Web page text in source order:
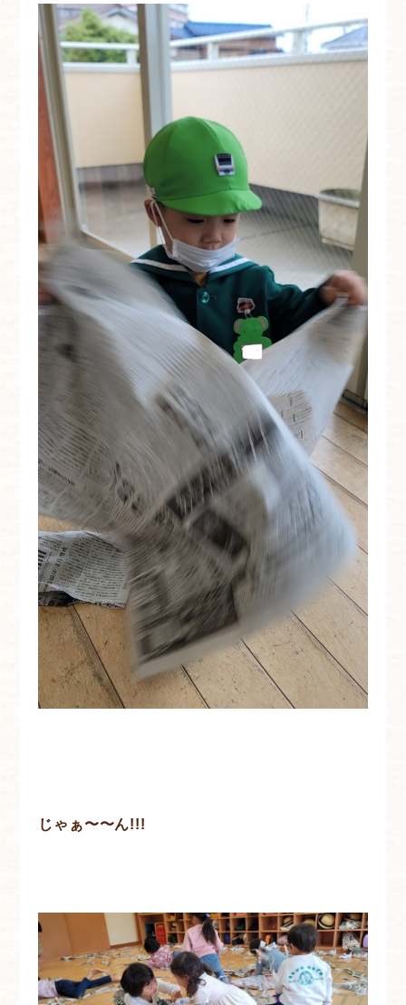
じゃぁ〜〜ん!!!